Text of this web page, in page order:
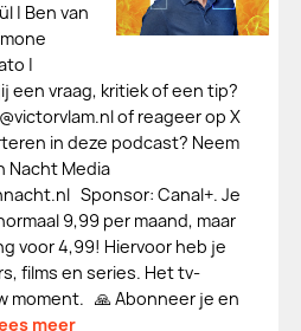
| Ben van
|
vraag, kritiek of een tip?
of reageer op X
in deze podcast? Neem
Nacht Media
Sponsor: Canal+. Je
9,99 per maand, maar
voor 4,99! Hiervoor heb je
films en series. Het tv-
moment. 🙏 Abonneer je en
meer